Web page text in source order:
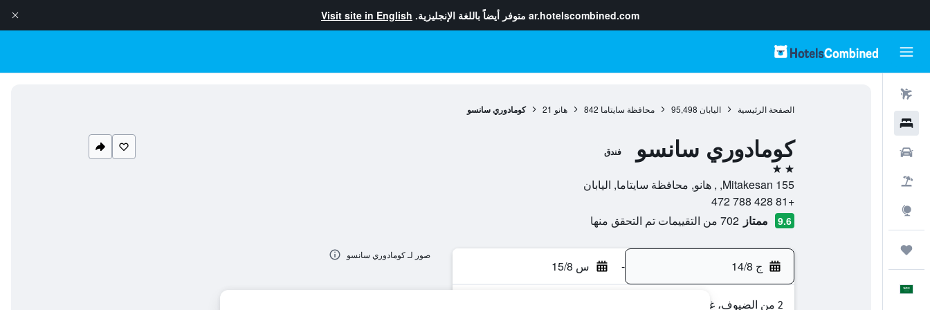
ar.hotelscombined.com متوفر أيضاً باللغة الإنجليزية. Visit site in English
الصفحة الرئيسية اليابان 95,498 محافظة سايتاما 842 هانو 21 كومادوري سانسو
كومادوري سانسو فندق
2 نجمتين
Mitakesan 155, , هانو, محافظة سايتاما, اليابان
+81 428 788 472
9.6 ممتاز 702 من التقييمات تم التحقق منها
ج 14/8 - س 15/8
2 من الضيوف، غرفة واحدة
صور لـ كومادوري سانسو